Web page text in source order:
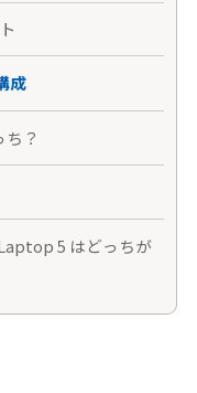
成
？
5 はどっちが